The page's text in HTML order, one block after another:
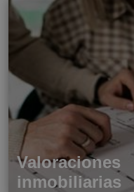
Valoraciones
inmobiliarias